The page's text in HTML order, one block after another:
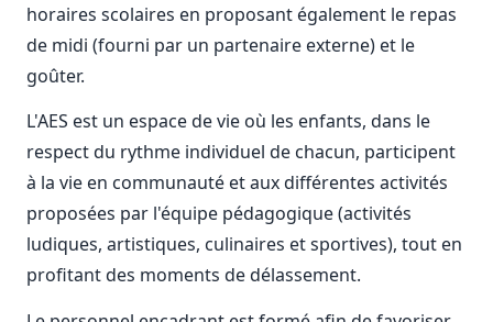
horaires scolaires en proposant également le repas
de midi (fourni par un partenaire externe) et le
goûter.
L'AES est un espace de vie où les enfants, dans le
respect du rythme individuel de chacun, participent
à la vie en communauté et aux différentes activités
proposées par l'équipe pédagogique (activités
ludiques, artistiques, culinaires et sportives), tout en
profitant des moments de délassement.